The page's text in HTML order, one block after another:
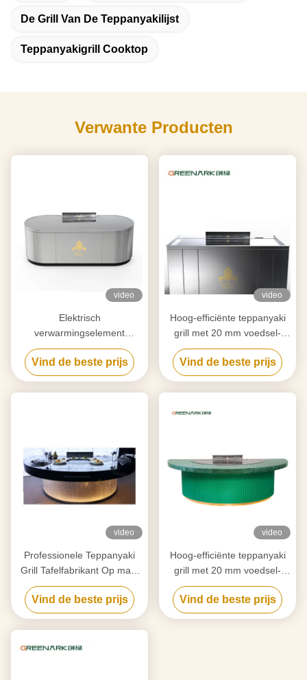
De Grill Van De Teppanyakilijst
Teppanyakigrill Cooktop
Verwante Producten
video
Elektrisch
verwarmingselement
teppanyaki grill tafel voor
zuivering op maat van uw
behoeften
Vind de beste prijs
video
Hoog-efficiënte teppanyaki
grill met 20 mm voedsel-
grade legering staal
countertop & slimme
verwarming
Vind de beste prijs
video
Professionele Teppanyaki
Grill Tafelfabrikant Op maat
gemaakt met gratis ontwerp
Betrouwbare Hibachi Grill
Apparatuurleverancier
Vind de beste prijs
video
Hoog-efficiënte teppanyaki
grill met 20 mm voedsel-
grade legering staal
countertop & slimme
verwarming
Vind de beste prijs